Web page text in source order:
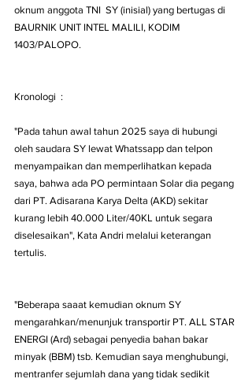
oknum anggota TNI  SY (inisial) yang bertugas di
BAURNIK UNIT INTEL MALILI, KODIM
1403/PALOPO.
Kronologi  :
"Pada tahun awal tahun 2025 saya di hubungi
oleh saudara SY lewat Whatssapp dan telpon
menyampaikan dan memperlihatkan kepada
saya, bahwa ada PO permintaan Solar dia pegang
dari PT. Adisarana Karya Delta (AKD) sekitar
kurang lebih 40.000 Liter/40KL untuk segara
diselesaikan", Kata Andri melalui keterangan
tertulis.
"Beberapa saaat kemudian oknum SY
mengarahkan/menunjuk transportir PT. ALL STAR
ENERGI (Ard) sebagai penyedia bahan bakar
minyak (BBM) tsb. Kemudian saya menghubungi,
mentranfer sejumlah dana yang tidak sedikit